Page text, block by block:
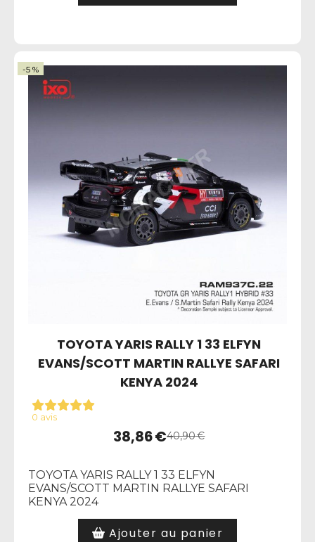
-5 %
TOYOTA YARIS RALLY 1 33 ELFYN
EVANS/SCOTT MARTIN RALLYE SAFARI
KENYA 2024
0 avis
38,86€40,90€
TOYOTA YARIS RALLY 1 33 ELFYN
EVANS/SCOTT MARTIN RALLYE SAFARI
KENYA 2024
Ajouter au panier